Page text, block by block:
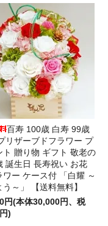
百寿 100歳 白寿 99歳
リザーブドフラワー プ
ト 贈り物 ギフト 敬老の
誕生日 長寿祝い お花
ワー ケース付 「白耀 ～
う～」 【送料無料】
円(本体30,000円、税
)